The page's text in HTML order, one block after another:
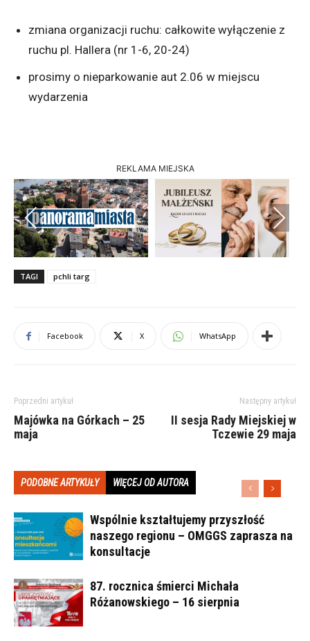
zmiana organizacji ruchu: całkowite wyłączenie z
ruchu pl. Hallera (nr 1-6, 20-24)
prosimy o nieparkowanie aut 2.06 w miejscu
wydarzenia
REKLAMA MIEJSKA
Previous Next
TAGI pchli targ
Facebook X WhatsApp
Poprzedni artykuł
Majówka na Górkach – 25
maja
Następny artykuł
II sesja Rady Miejskiej w
Tczewie 29 maja
PODOBNE ARTYKUŁY WIĘCEJ OD AUTORA
Wspólnie kształtujemy przyszłość
naszego regionu – OMGGS zaprasza na
konsultacje
87. rocznica śmierci Michała
Różanowskiego – 16 sierpnia